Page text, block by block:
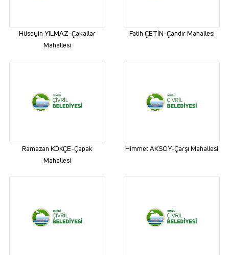
Hüseyin YILMAZ-Çakallar
Mahallesi
Fatih ÇETİN-Çandır Mahallesi
Ramazan KÖKÇE-Çapak
Mahallesi
Himmet AKSOY-Çarşı Mahallesi